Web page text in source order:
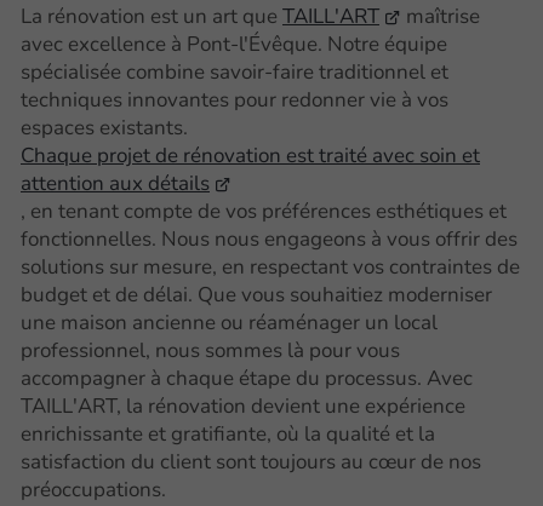
La rénovation est un art que TAILL'ART
maîtrise
avec excellence à Pont-l'Évêque. Notre équipe
spécialisée combine savoir-faire traditionnel et
techniques innovantes pour redonner vie à vos
espaces existants.
Chaque projet de rénovation est traité avec soin et
attention aux détails
, en tenant compte de vos préférences esthétiques et
fonctionnelles. Nous nous engageons à vous offrir des
solutions sur mesure, en respectant vos contraintes de
budget et de délai. Que vous souhaitiez moderniser
une maison ancienne ou réaménager un local
professionnel, nous sommes là pour vous
accompagner à chaque étape du processus. Avec
TAILL'ART, la rénovation devient une expérience
enrichissante et gratifiante, où la qualité et la
satisfaction du client sont toujours au cœur de nos
préoccupations.